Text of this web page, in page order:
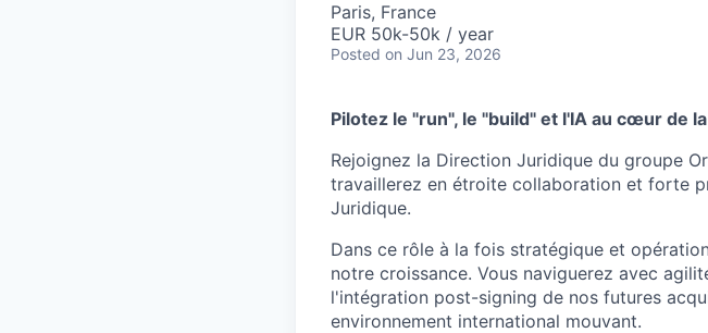
Paris, France
EUR 50k-50k / year
Posted on Jun 23, 2026
Pilotez le "run", le "build" et l'IA au cœur de
Rejoignez la Direction Juridique du groupe
travaillerez en étroite collaboration et forte
Juridique.
Dans ce rôle à la fois stratégique et
notre croissance. Vous naviguerez avec
l'intégration post-signing de nos futures
environnement international mouvant.